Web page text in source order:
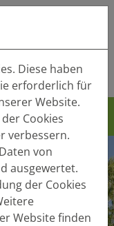
Diese haben
erforderlich für
Website.
Cookies
verbessern.
von
ausgewertet.
der Cookies
Website finden